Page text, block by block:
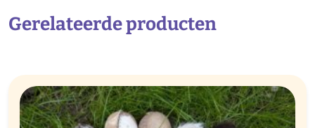
Gerelateerde producten